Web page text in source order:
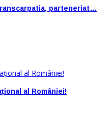
parteneriat…
al României!